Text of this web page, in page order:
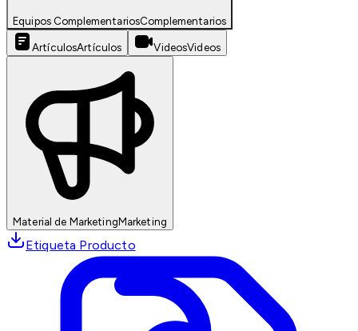
Equipos ComplementariosComplementarios
ArtículosArtículos VideosVideos
Material de MarketingMarketing
Etiqueta Producto